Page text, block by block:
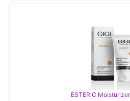
ESTER C